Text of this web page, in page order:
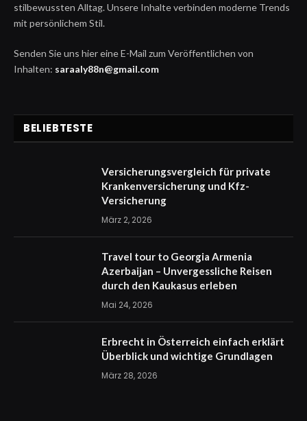
stilbewussten Alltag. Unsere Inhalte verbinden moderne Trends
mit persönlichem Stil.
Senden Sie uns hier eine E-Mail zum Veröffentlichen von
Inhalten: saraaly88n@gmail.com
BELIEBTESTE
Versicherungsvergleich für private
Krankenversicherung und Kfz-
Versicherung
März 2, 2026
Travel tour to Georgia Armenia
Azerbaijan – Unvergessliche Reisen
durch den Kaukasus erleben
Mai 24, 2026
Erbrecht in Österreich einfach erklärt
Überblick und wichtige Grundlagen
März 28, 2026